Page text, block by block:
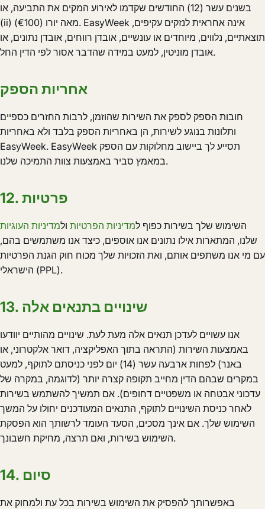
בשנים עשר (12) החודשים שקדמו לאירוע המקים את התביעה, או
(ii) מאה יורו (€100). EasyWeek אינה אחראית לנזקים עקיפים,
תוצאתיים, נלווים, מיוחדים או עונשיים, אובדן רווחים, אובדן נתונים, או
אובדן מוניטין, למעט במידה שהדבר אסור לפי הדין החל.
אחריות הספק
חובות הספק לספק את השירות שהוזמן, לרבות החזרים כספיים
ותלונות בנוגע לשירות, הן באחריות הספק בלבד ולא באחריות
EasyWeek. EasyWeek תסייע לך ביישוב מחלוקות עם הספק
במאמץ סביר באמצעות צוות התמיכה שלנו.
12. פרטיות
השימוש שלך בשירות כפוף למדיניות הפרטיות ולמדיניות העוגיות
שלנו, המתארות אילו נתונים אנו אוספים, כיצד אנו משתמשים בהם,
עם מי אנו משתפים אותם, ואת הזכויות שלך מכוח חוק הגנת הפרטיות
הישראלי (PPL).
13. שינויים בתנאים אלה
אנו עשויים לעדכן תנאים אלה מעת לעת. שינויים מהותיים יוודעו
באמצעות השירות (התראה בתוך האפליקציה, דואר אלקטרוני, או
באנר) לפחות ארבעה עשר (14) יום לפני כניסתם לתוקף, למעט
במקרים שבהם הדין מחייב תקופה קצרה יותר (לדוגמה, במקרה של
עדכוני אבטחה או משפטיים דחופים). אם תמשיך להשתמש בשירות
לאחר כניסת השינויים לתוקף, התנאים המעודכנים יחולו על המשך
השימוש שלך. אם אינך מסכים, הסעד העומד לרשותך הוא הפסקת
השימוש בשירות, ואם תרצה, מחיקת חשבונך.
14. סיום
באפשרותך להפסיק את השימוש בשירות בכל עת ולמחוק את